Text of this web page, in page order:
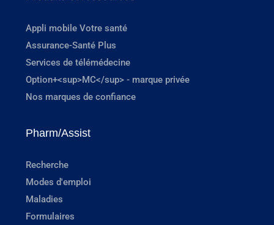
Appli mobile Votre santé
Assurance-Santé Plus
Services de télémédecine
Option+<sup>MC</sup> - marque privée
Nos marques de confiance
Pharm/Assist
Recherche
Modes d'emploi
Maladies
Formulaires